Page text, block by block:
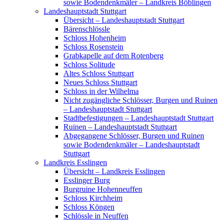
sowie Bodendenkmäler – Landkreis Böblingen
Landeshauptstadt Stuttgart
Übersicht – Landeshauptstadt Stuttgart
Bärenschlössle
Schloss Hohenheim
Schloss Rosenstein
Grabkapelle auf dem Rotenberg
Schloss Solitude
Altes Schloss Stuttgart
Neues Schloss Stuttgart
Schloss in der Wilhelma
Nicht zugängliche Schlösser, Burgen und Ruinen
– Landeshauptstadt Stuttgart
Stadtbefestigungen – Landeshauptstadt Stuttgart
Ruinen – Landeshauptstadt Stuttgart
Abgegangene Schlösser, Burgen und Ruinen
sowie Bodendenkmäler – Landeshauptstadt
Stuttgart
Landkreis Esslingen
Übersicht – Landkreis Esslingen
Esslinger Burg
Burgruine Hohenneuffen
Schloss Kirchheim
Schloss Köngen
Schlössle in Neuffen